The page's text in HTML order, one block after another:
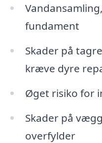
fundament
Skader på
kræve dyre
Øget risiko for
Skader på
overfylder